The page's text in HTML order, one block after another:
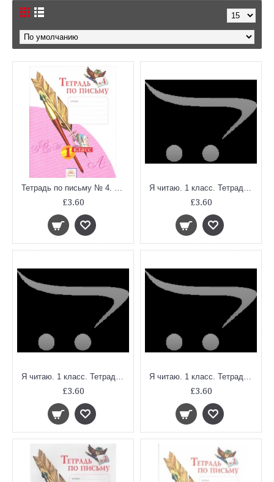
Тетрадь по письму № 4. 1 класс. ФГОС
£3.60
Я читаю. 1 класс. Тетради по чтению к Азбуке (В 3-х частях. Часть 1. ФГОС)
£3.60
Я читаю. 1 класс. Тетради по чтению к Азбуке (В 3-х частях. Часть 2. ФГОС)
£3.60
Я читаю. 1 класс. Тетради по чтению к Азбуке (В 3-х частях. Часть 3. ФГОС)
£3.60